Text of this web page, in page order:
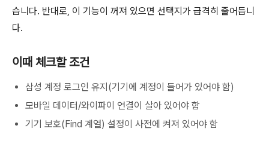
습니다. 반대로, 이 기능이 꺼져 있으면 선택지가 급격히 줄어듭니
다.
이때 체크할 조건
삼성 계정 로그인 유지(기기에 계정이 들어가 있어야 함)
모바일 데이터/와이파이 연결이 살아 있어야 함
기기 보호(Find 계열) 설정이 사전에 켜져 있어야 함